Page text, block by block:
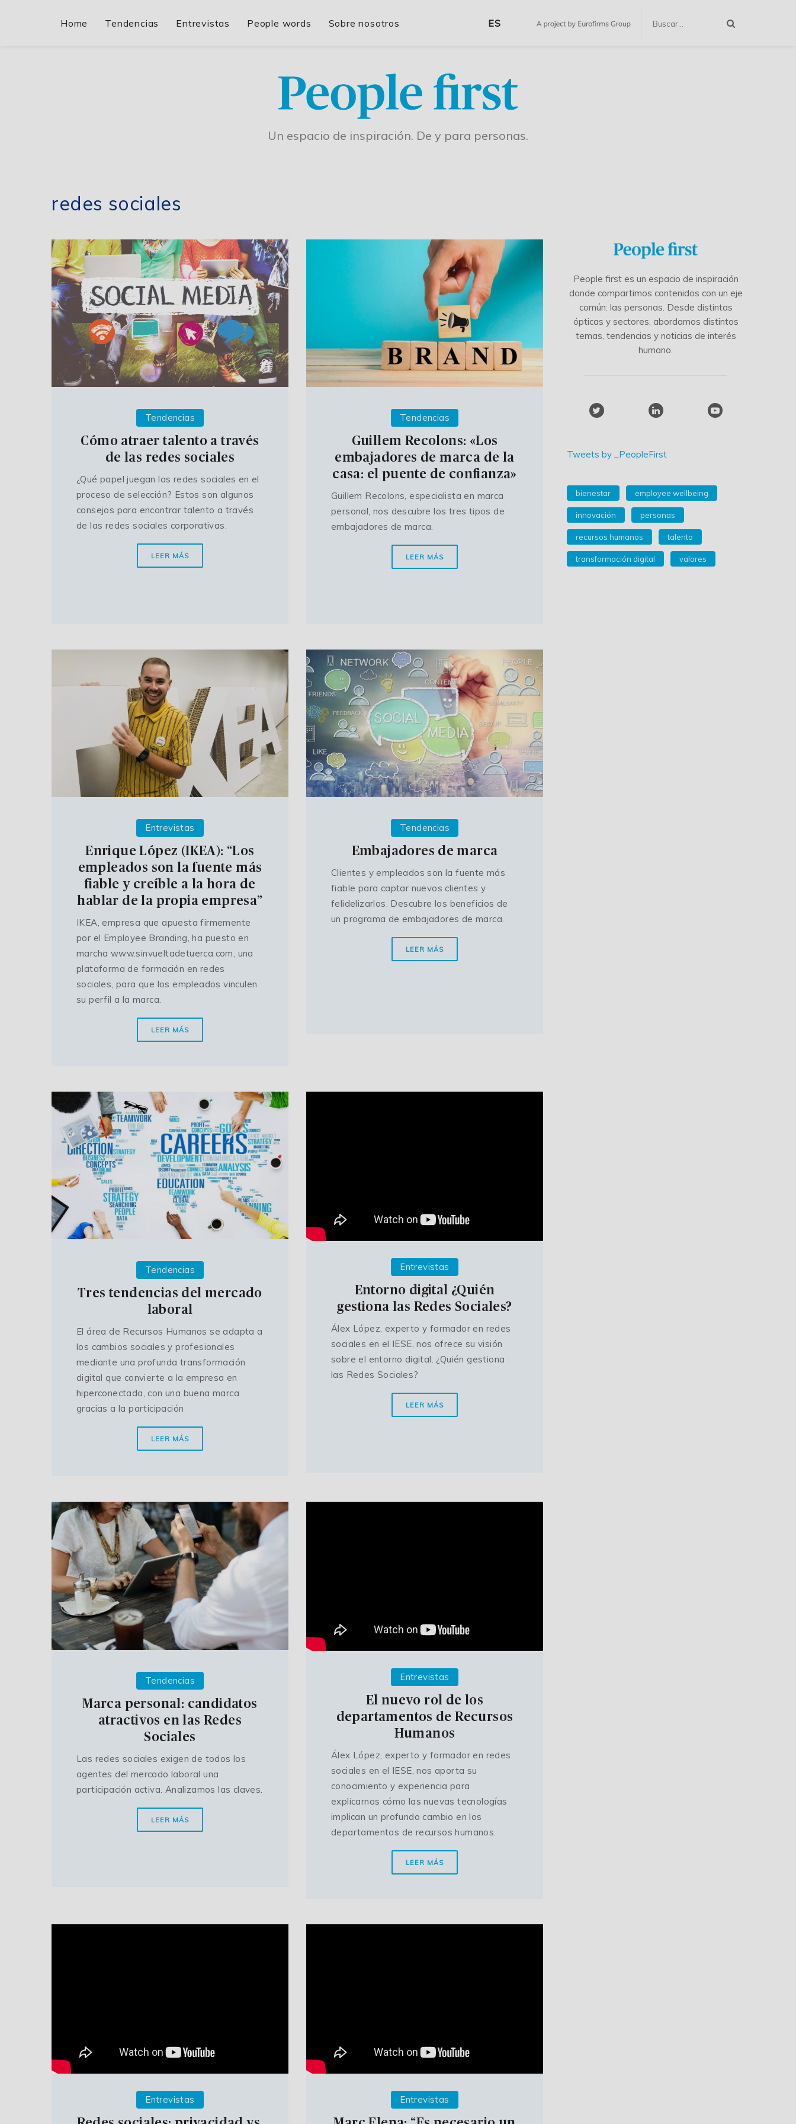
Home Tendencias Entrevistas People words Sobre nosotros ES
Un espacio de inspiración. De y para personas.
redes sociales
Tendencias
Cómo atraer talento a través
de las redes sociales
¿Qué papel juegan las redes sociales en el
proceso de selección? Estos son algunos
consejos para encontrar talento a través
de las redes sociales corporativas.
LEER MÁS
Tendencias
Guillem Recolons: «Los
embajadores de marca de la
casa: el puente de confianza»
Guillem Recolons, especialista en marca
personal, nos descubre los tres tipos de
embajadores de marca.
LEER MÁS
Entrevistas
Enrique López (IKEA): “Los
empleados son la fuente más
fiable y creíble a la hora de
hablar de la propia empresa”
IKEA, empresa que apuesta firmemente
por el Employee Branding, ha puesto en
marcha www.sinvueltadetuerca.com, una
plataforma de formación en redes
sociales, para que los empleados vinculen
su perfil a la marca.
LEER MÁS
Tendencias
Embajadores de marca
Clientes y empleados son la fuente más
fiable para captar nuevos clientes y
felidelizarlos. Descubre los beneficios de
un programa de embajadores de marca.
LEER MÁS
Tendencias
Tres tendencias del mercado
laboral
El área de Recursos Humanos se adapta a
los cambios sociales y profesionales
mediante una profunda transformación
digital que convierte a la empresa en
hiperconectada, con una buena marca
gracias a la participación
LEER MÁS
Entrevistas
Entorno digital ¿Quién
gestiona las Redes Sociales?
Álex López, experto y formador en redes
sociales en el IESE, nos ofrece su visión
sobre el entorno digital. ¿Quién gestiona
las Redes Sociales?
LEER MÁS
Tendencias
Marca personal: candidatos
atractivos en las Redes
Sociales
Las redes sociales exigen de todos los
agentes del mercado laboral una
participación activa. Analizamos las claves.
LEER MÁS
Entrevistas
El nuevo rol de los
departamentos de Recursos
Humanos
Álex López, experto y formador en redes
sociales en el IESE, nos aporta su
conocimiento y experiencia para
explicarnos cómo las nuevas tecnologías
implican un profundo cambio en los
departamentos de recursos humanos.
LEER MÁS
Entrevistas Entrevistas
People first es un espacio de inspiración
donde compartimos contenidos con un eje
común: las personas. Desde distintas
ópticas y sectores, abordamos distintos
temas, tendencias y noticias de interés
humano.
Tweets by _PeopleFirst
bienestar employee wellbeing
innovación personas
recursos humanos talento
transformación digital valores